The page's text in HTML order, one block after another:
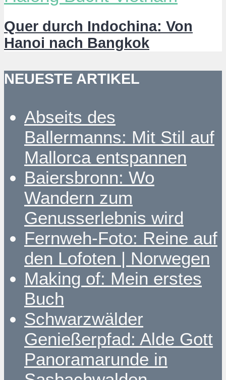
Quer durch Indochina: Von
Hanoi nach Bangkok
NEUESTE ARTIKEL
Abseits des
Ballermanns: Mit Stil auf
Mallorca entspannen
Baiersbronn: Wo
Wandern zum
Genusserlebnis wird
Fernweh-Foto: Reine auf
den Lofoten | Norwegen
Making of: Mein erstes
Buch
Schwarzwälder
Genießerpfad: Alde Gott
Panoramarunde in